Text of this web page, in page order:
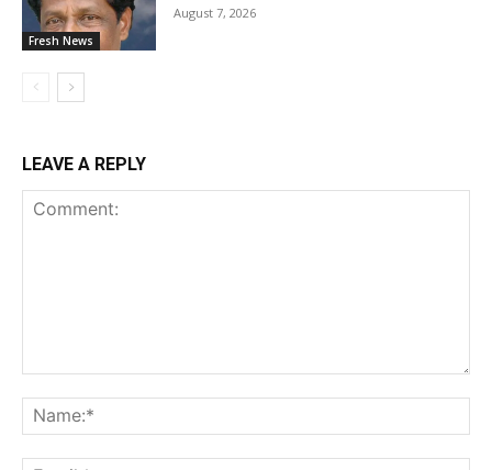
Fresh News
August 7, 2026
LEAVE A REPLY